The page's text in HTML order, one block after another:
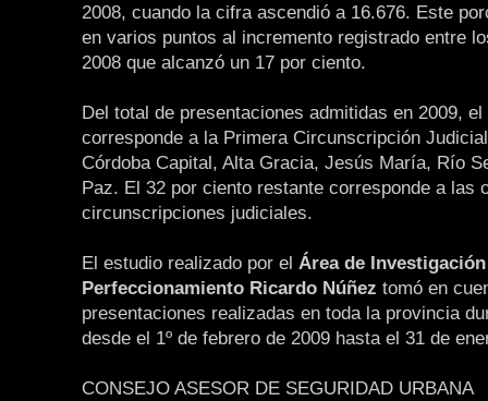
2008, cuando la cifra ascendió a 16.676. Este
en varios puntos al incremento registrado entre
2008 que alcanzó un 17 por ciento.
Del total de presentaciones admitidas en 2009,
corresponde a la Primera Circunscripción
Córdoba Capital, Alta Gracia, Jesús María, Río
Paz. El 32 por ciento restante corresponde a las
circunscripciones judiciales.
El estudio realizado por el Área de
Perfeccionamiento Ricardo Núñez tomó en
presentaciones realizadas en toda la provincia
desde el 1º de febrero de 2009 hasta el 31 de
CONSEJO ASESOR DE SEGURIDAD URBANA